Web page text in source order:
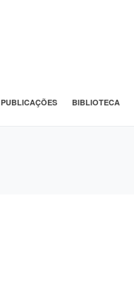
PUBLICAÇÕES BIBLIOTECA